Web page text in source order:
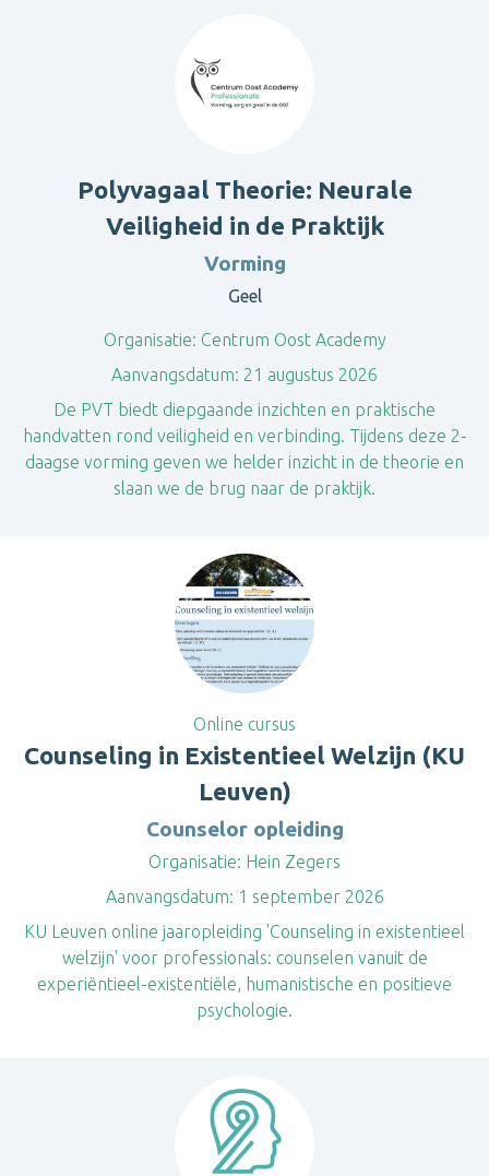
Polyvagaal Theorie: Neurale
Veiligheid in de Praktijk
Vorming
Geel
Organisatie: Centrum Oost Academy
Aanvangsdatum: 21 augustus 2026
De PVT biedt diepgaande inzichten en praktische
handvatten rond veiligheid en verbinding. Tijdens deze 2-
daagse vorming geven we helder inzicht in de theorie en
slaan we de brug naar de praktijk.
Online cursus
Counseling in Existentieel Welzijn (KU
Leuven)
Counselor opleiding
Organisatie: Hein Zegers
Aanvangsdatum: 1 september 2026
KU Leuven online jaaropleiding 'Counseling in existentieel
welzijn' voor professionals: counselen vanuit de
experiëntieel-existentiële, humanistische en positieve
psychologie.